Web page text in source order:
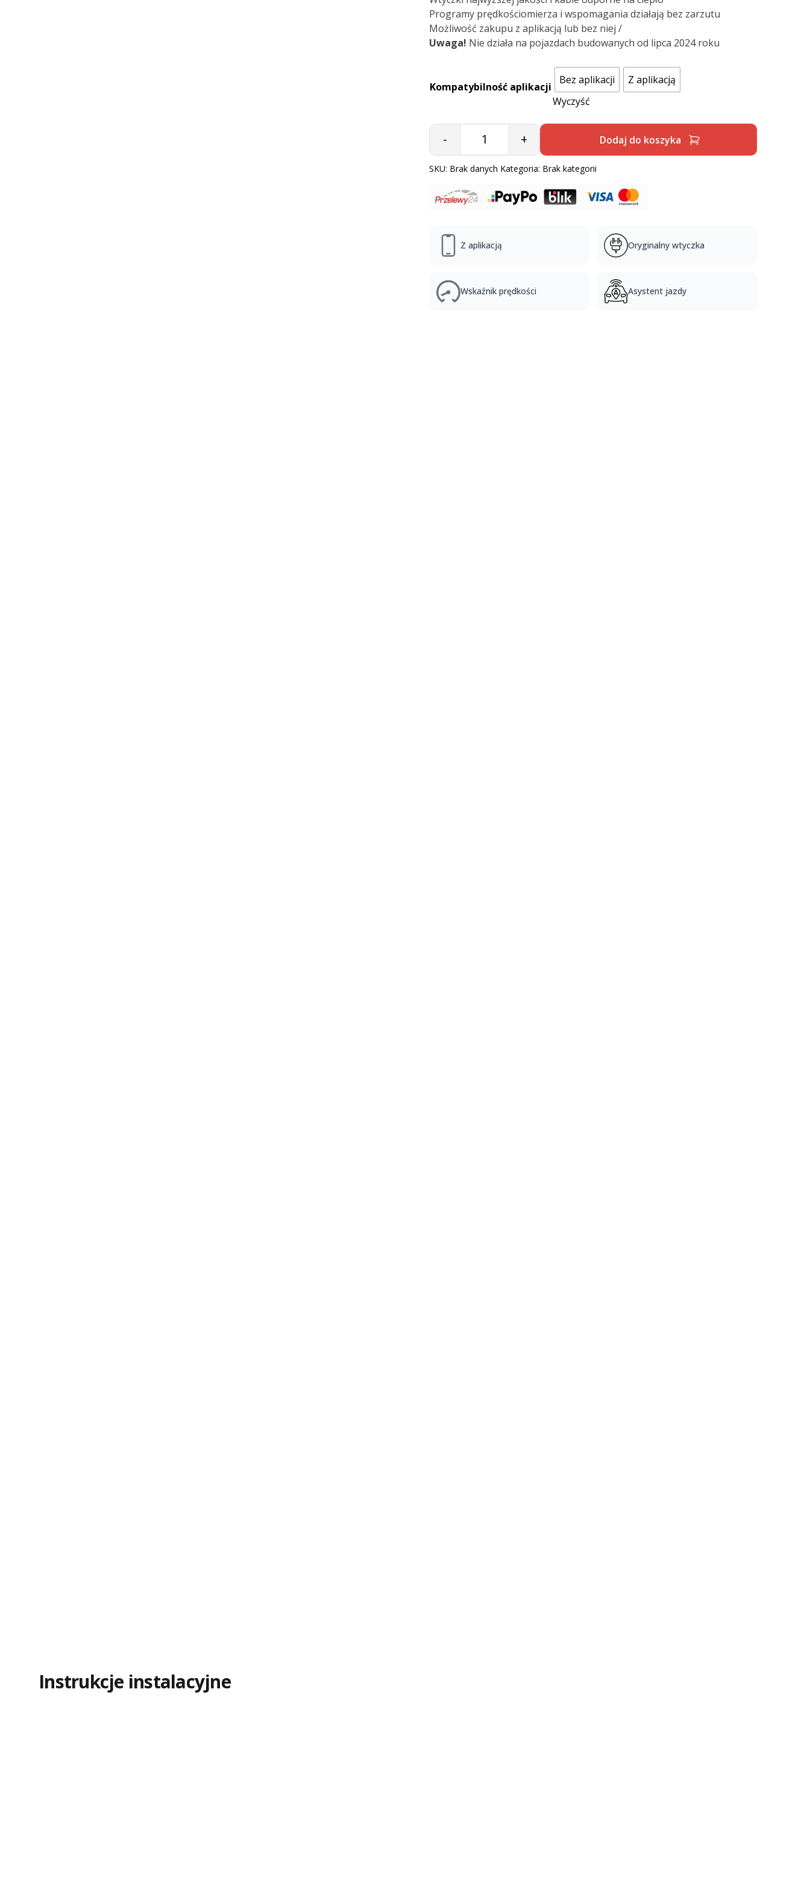
Programy prędkościomierza i wspomagania działają bez zarzutu
Możliwość zakupu z aplikacją lub bez niej /
Uwaga! Nie działa na pojazdach budowanych od lipca 2024 roku
Kompatybilność aplikacji
Bez aplikacji
Z aplikacją
Wyczyść
Quantity
- + Dodaj do koszyka
SKU: Brak danych Kategoria: Brak kategorii
Z aplikacją Oryginalny wtyczka
Wskaźnik prędkości Asystent jazdy
Instrukcje instalacyjne